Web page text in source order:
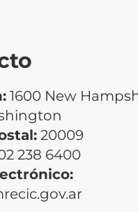
1600 New
20009
238 6400